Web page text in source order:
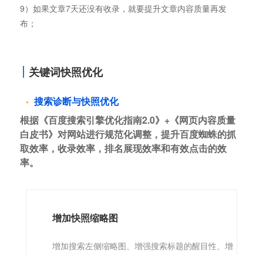
9）如果文章7天还没有收录，就要提升文章内容质量再发
布；
关键词快照优化
搜索诊断与快照优化
根据《百度搜索引擎优化指南2.0》+《网页内容质量
白皮书》对网站进行规范化调整，提升百度蜘蛛的抓
取效率，收录效率，排名展现效率和有效点击的效
率。
增加快照缩略图
增加搜索左侧缩略图、增强搜索标题的醒目性、增